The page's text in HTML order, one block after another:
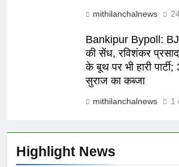
Highlight News
mithilanchalnews
Bankipur Bypoll:
की सेंध, रविशंकर
के बूथ पर भी हारी
सुराज का कब्जा
mithilanchalnews 1